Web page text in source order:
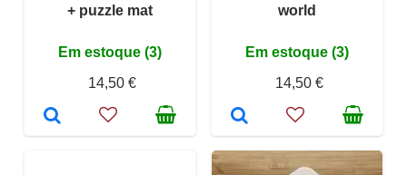
+ puzzle mat
Em estoque (3)
14,50 €
world
Em estoque (3)
14,50 €